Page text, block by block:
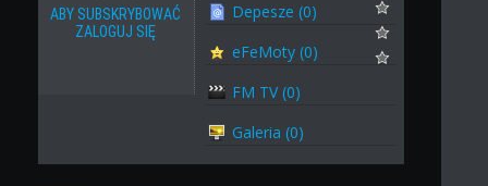
ABY SUBSKRYBOWAĆ
ZALOGUJ SIĘ
Depesze (0)
eFeMoty (0)
FM TV (0)
Galeria (0)